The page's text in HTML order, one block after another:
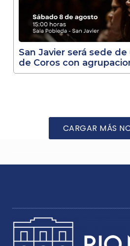
San Javier será sede
de Coros con
CARGAR MÁS